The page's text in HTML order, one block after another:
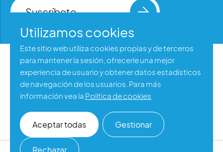
Suscríbete
Aviso legal
Política de privacidad
Política de cookies
Accesibilidad web
Utilizamos cookies
Este sitio web utiliza cookies propias y de terceros
para mantener la sesión, ofrecerle una mejor
experiencia de usuario y obtener datos estadísticos
de navegación de los usuarios. Para más
información vea la Política de cookies
Aceptar todas Gestionar
Rechazar